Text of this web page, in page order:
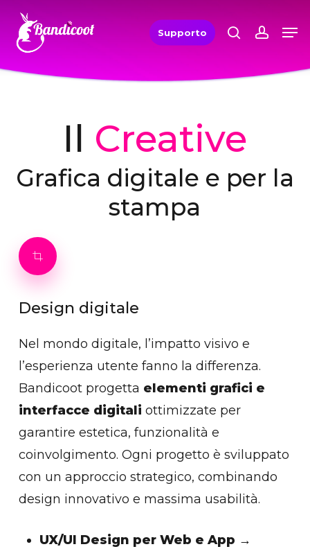
Skip
main
content
Supporto search
Il Creative
Grafica digitale e per la
stampa
Design digitale
Nel mondo digitale, l’impatto visivo e
l’esperienza utente fanno la differenza.
Bandicoot progetta elementi grafici e
interfacce digitali ottimizzate per
garantire estetica, funzionalità e
coinvolgimento. Ogni progetto è sviluppato
con un approccio strategico, combinando
design innovativo e massima usabilità.
UX/UI Design per Web e App →